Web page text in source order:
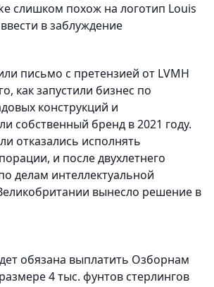
слишком похож на логотип Louis
в заблуждение
письмо с претензией от LVMH
как запустили бизнес по
конструкций и
собственный бренд в 2021 году.
отказались исполнять
и после двухлетнего
делам интеллектуальной
вынесло решение в
обязана выплатить Озборнам
4 тыс. фунтов стерлингов